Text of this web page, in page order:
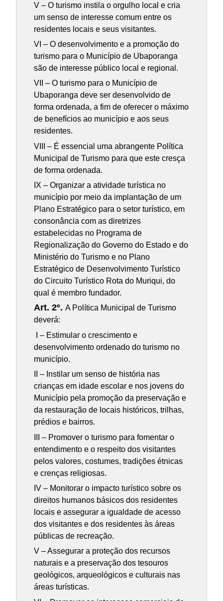
V – O turismo instila o orgulho local e cria
um senso de interesse comum entre os
residentes locais e seus visitantes.
VI – O desenvolvimento e a promoção do
turismo para o Município de Ubaporanga
são de interesse público local e regional.
VII – O turismo para o Município de
Ubaporanga deve ser desenvolvido de
forma ordenada, a fim de oferecer o máximo
de benefícios ao município e aos seus
residentes.
VIII – É essencial uma abrangente Política
Municipal de Turismo para que este cresça
de forma ordenada.
IX – Organizar a atividade turística no
município por meio da implantação de um
Plano Estratégico para o setor turístico, em
consonância com as diretrizes
estabelecidas no Programa de
Regionalização do Governo do Estado e do
Ministério do Turismo e no Plano
Estratégico de Desenvolvimento Turístico
do Circuito Turístico Rota do Muriqui, do
qual é membro fundador.
Art. 2º.A Política Municipal de Turismo
deverá:
I – Estimular o crescimento e
desenvolvimento ordenado do turismo no
município.
II – Instilar um senso de história nas
crianças em idade escolar e nos jovens do
Município pela promoção da preservação e
da restauração de locais históricos, trilhas,
prédios e bairros.
III – Promover o turismo para fomentar o
entendimento e o respeito dos visitantes
pelos valores, costumes, tradições étnicas
e crenças religiosas.
IV – Monitorar o impacto turístico sobre os
direitos humanos básicos dos residentes
locais e assegurar a igualdade de acesso
dos visitantes e dos residentes às áreas
públicas de recreação.
V – Assegurar a proteção dos recursos
naturais e a preservação dos tesouros
geológicos, arqueológicos e culturais nas
áreas turísticas.